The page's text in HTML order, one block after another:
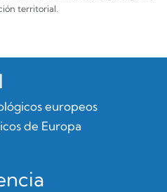
territorial.
europeos
de Europa